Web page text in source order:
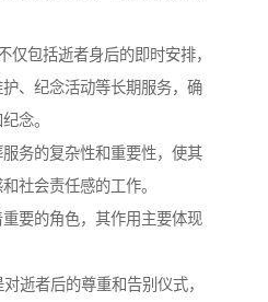
仅包括逝者身后的即时安排，
、纪念活动等长期服务，确
念。
务的复杂性和重要性，使其
社会责任感的工作。
要的角色，其作用主要体现
逝者后的尊重和告别仪式，